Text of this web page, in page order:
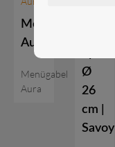
Menügabel
Aura
Menügabel
Aura
Ø
26
cm |
Savoy